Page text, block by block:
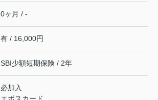
0ヶ月 / -
有 / 16,000円
SBI少額短期保険 / 2年
必加入
エポスカード